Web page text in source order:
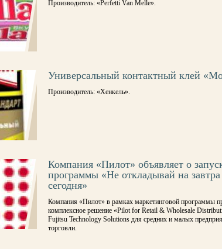
Производитель: «Perfetti Van Melle».
Универсальный контактный клей
Производитель: «Хенкель».
Компания «Пилот» объявляет о
программы «Не откладывай на
сегодня»
Компания «Пилот» в рамках маркетинговой программы
комплексное решение «Pilot for Retail & Wholesale
Fujitsu Technology Solutions для средних и малых
торговли.